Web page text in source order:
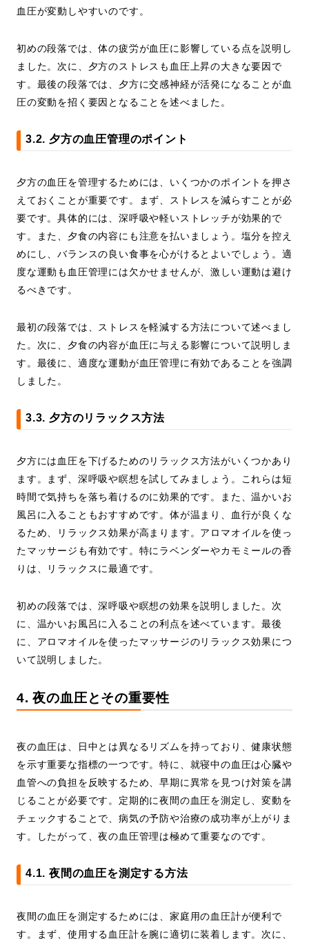
血圧が変動しやすいのです。
初めの段落では、体の疲労が血圧に影響している点を説明し
ました。次に、夕方のストレスも血圧上昇の大きな要因で
す。最後の段落では、夕方に交感神経が活発になることが血
圧の変動を招く要因となることを述べました。
3.2. 夕方の血圧管理のポイント
夕方の血圧を管理するためには、いくつかのポイントを押さ
えておくことが重要です。まず、ストレスを減らすことが必
要です。具体的には、深呼吸や軽いストレッチが効果的で
す。また、夕食の内容にも注意を払いましょう。塩分を控え
めにし、バランスの良い食事を心がけるとよいでしょう。適
度な運動も血圧管理には欠かせませんが、激しい運動は避け
るべきです。
最初の段落では、ストレスを軽減する方法について述べまし
た。次に、夕食の内容が血圧に与える影響について説明しま
す。最後に、適度な運動が血圧管理に有効であることを強調
しました。
3.3. 夕方のリラックス方法
夕方には血圧を下げるためのリラックス方法がいくつかあり
ます。まず、深呼吸や瞑想を試してみましょう。これらは短
時間で気持ちを落ち着けるのに効果的です。また、温かいお
風呂に入ることもおすすめです。体が温まり、血行が良くな
るため、リラックス効果が高まります。アロマオイルを使っ
たマッサージも有効です。特にラベンダーやカモミールの香
りは、リラックスに最適です。
初めの段落では、深呼吸や瞑想の効果を説明しました。次
に、温かいお風呂に入ることの利点を述べています。最後
に、アロマオイルを使ったマッサージのリラックス効果につ
いて説明しました。
4. 夜の血圧とその重要性
夜の血圧は、日中とは異なるリズムを持っており、健康状態
を示す重要な指標の一つです。特に、就寝中の血圧は心臓や
血管への負担を反映するため、早期に異常を見つけ対策を講
じることが必要です。定期的に夜間の血圧を測定し、変動を
チェックすることで、病気の予防や治療の成功率が上がりま
す。したがって、夜の血圧管理は極めて重要なのです。
4.1. 夜間の血圧を測定する方法
夜間の血圧を測定するためには、家庭用の血圧計が便利で
す。まず、使用する血圧計を腕に適切に装着します。次に、